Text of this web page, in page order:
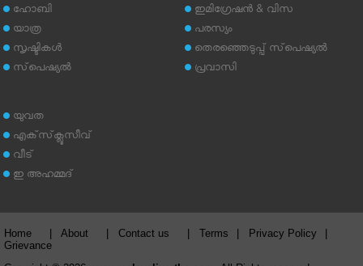
ഹോബി
യാത്ര
സൃഷ്ടികള്‍
സ്‌പെഷ്യല്‍
ഇമിഗ്രേഷന്‍ & വിസ
പരസ്യം
തെരഞ്ഞെടുപ്പ് സ്‌പെഷ്യല്‍
പ്രവാസി
യുവത
എക്‌സ്‌ക്ലൂസീവ്
വീട്
ഇ അഹമ്മദ്‌
Home About Contact us Terms Privacy Policy
Grievance